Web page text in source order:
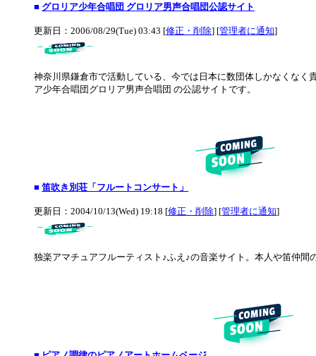
■ グロリア少年合唱団 グロリア男声合唱団公認サイト
更新日：2006/08/29(Tue) 03:43 [修正・削除] [管理者に通知]
神奈川県鎌倉市で活動している、今では日本に数団体しかなくな
ア少年合唱団グロリア男声合唱団 の公認サイトです。
■ 笛吹き別荘「フルートコンサート」
更新日：2004/10/13(Wed) 19:18 [修正・削除] [管理者に通知]
独楽アマチュアフルーティスト♪ふえ♪の音楽サイト。本人や笛仲